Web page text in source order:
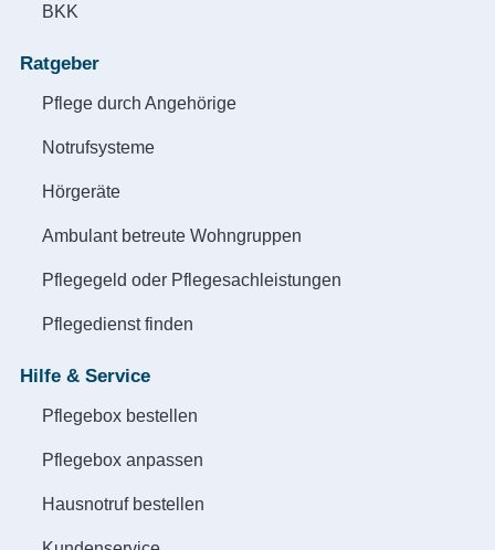
BKK
Ratgeber
Pflege durch Angehörige
Notrufsysteme
Hörgeräte
Ambulant betreute Wohngruppen
Pflegegeld oder Pflegesachleistungen
Pflegedienst finden
Hilfe & Service
Pflegebox bestellen
Pflegebox anpassen
Hausnotruf bestellen